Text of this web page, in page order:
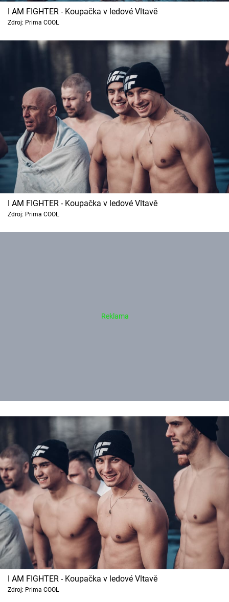
I AM FIGHTER - Koupačka v ledové Vltavě
Zdroj: Prima COOL
I AM FIGHTER - Koupačka v ledové Vltavě
Zdroj: Prima COOL
I AM FIGHTER - Koupačka v ledové Vltavě
Zdroj: Prima COOL